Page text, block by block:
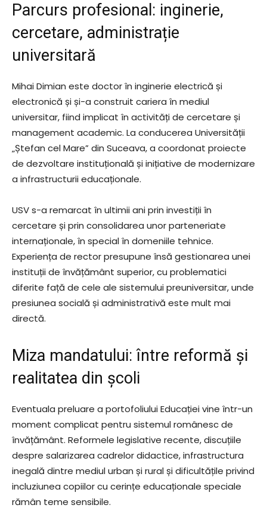
Parcurs profesional: inginerie,
cercetare, administrație
universitară
Mihai Dimian este doctor în inginerie electrică și
electronică și și-a construit cariera în mediul
universitar, fiind implicat în activități de cercetare și
management academic. La conducerea Universității
„Ștefan cel Mare” din Suceava, a coordonat proiecte
de dezvoltare instituțională și inițiative de modernizare
a infrastructurii educaționale.
USV s-a remarcat în ultimii ani prin investiții în
cercetare și prin consolidarea unor parteneriate
internaționale, în special în domeniile tehnice.
Experiența de rector presupune însă gestionarea unei
instituții de învățământ superior, cu problematici
diferite față de cele ale sistemului preuniversitar, unde
presiunea socială și administrativă este mult mai
directă.
Miza mandatului: între reformă și
realitatea din școli
Eventuala preluare a portofoliului Educației vine într-un
moment complicat pentru sistemul românesc de
învățământ. Reformele legislative recente, discuțiile
despre salarizarea cadrelor didactice, infrastructura
inegală dintre mediul urban și rural și dificultățile privind
incluziunea copiilor cu cerințe educaționale speciale
rămân teme sensibile.